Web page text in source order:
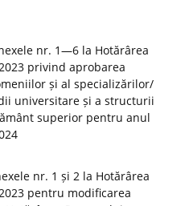
nr. 1—6 la Hotărârea
privind aprobarea
și al specializărilor/
universitare și a structurii
superior pentru anul
nr. 1 și 2 la Hotărârea
pentru modificarea